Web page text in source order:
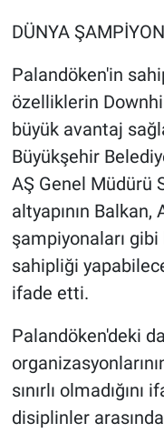
DÜNYA
Palandöken'in
özelliklerin
büyük avantaj
Büyükşehir
AŞ Genel Müdürü
altyapının Balkan,
şampiyonaları
sahipliği
ifade etti.
Palandöken'deki
sınırlı
disiplinler